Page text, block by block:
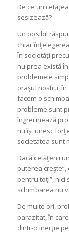
De ce un
sesizează?
Un posibil
chiar
În societăți
nu prea există
problemele
oraşul nostru, în
facem o
probleme sunt
îngreunează
nu îşi unesc
societatea sunt
Dacă cetăţenii
puterea
pentru toţi”, nici
schimbarea nu
De multe ori,
parazitat, în
dintr-o inerţie